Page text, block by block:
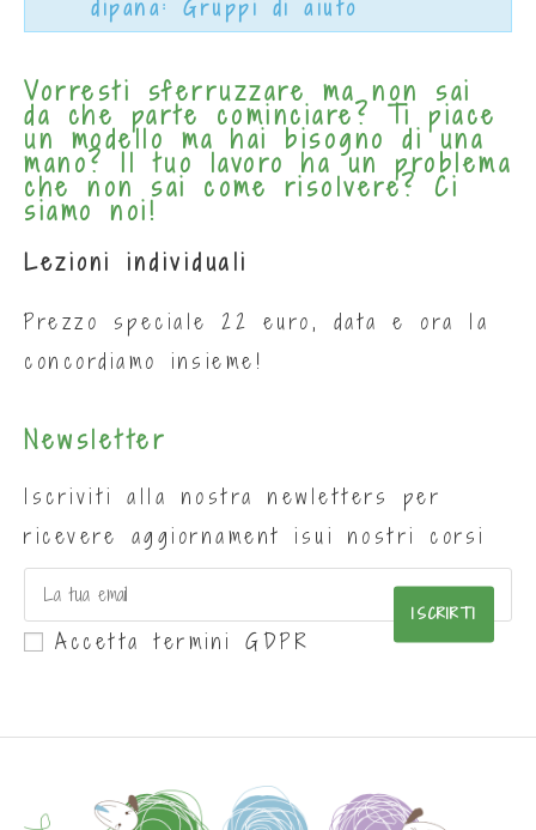
dipana: Gruppi di aiuto
Vorresti sferruzzare ma non sai
da che parte cominciare? Ti piace
un modello ma hai bisogno di una
mano? Il tuo lavoro ha un problema
che non sai come risolvere? Ci
siamo noi!
Lezioni individuali
Prezzo speciale 22 euro, data e ora la
concordiamo insieme!
Newsletter
Iscriviti alla nostra newletters per
ricevere aggiornament isui nostri corsi
ISCRIRTI
Accetta termini GDPR